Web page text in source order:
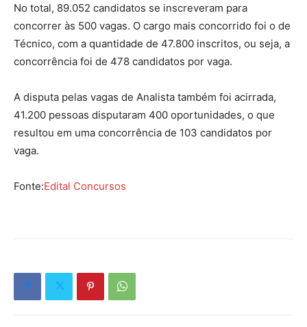
No total, 89.052 candidatos se inscreveram para
concorrer às 500 vagas. O cargo mais concorrido foi o de
Técnico, com a quantidade de 47.800 inscritos, ou seja, a
concorrência foi de 478 candidatos por vaga.
A disputa pelas vagas de Analista também foi acirrada,
41.200 pessoas disputaram 400 oportunidades, o que
resultou em uma concorrência de 103 candidatos por
vaga.
Fonte:Edital Concursos